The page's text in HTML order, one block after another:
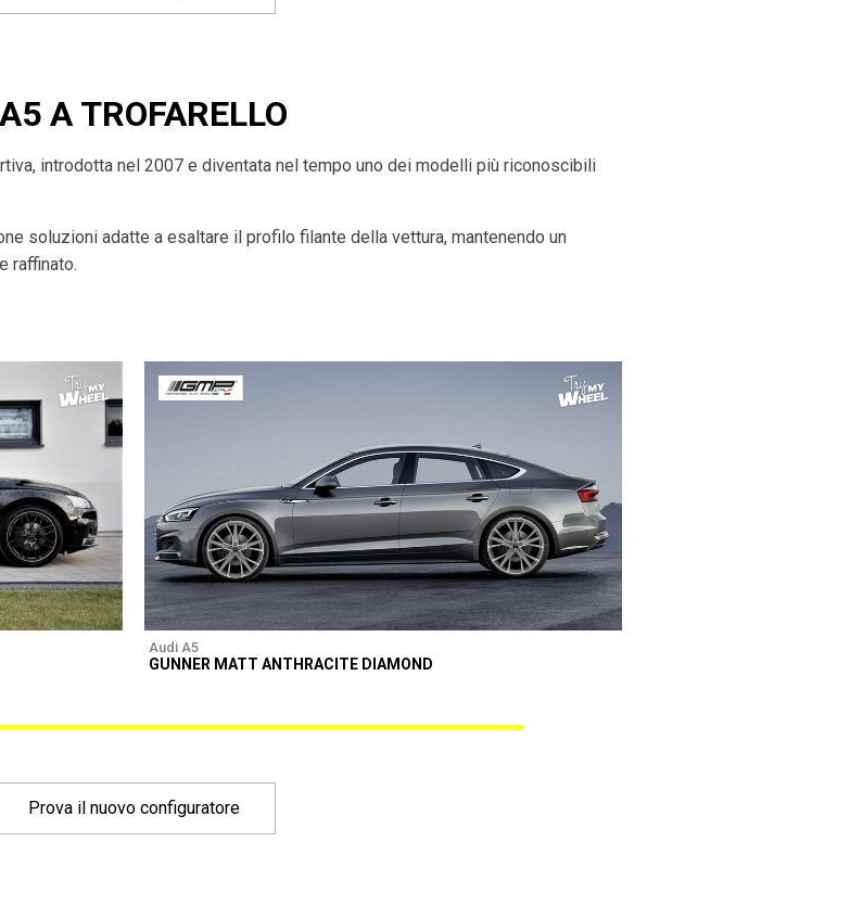
A TROFARELLO
introdotta nel 2007 e diventata nel tempo uno dei modelli più riconoscibili
soluzioni adatte a esaltare il profilo filante della vettura, mantenendo un
raffinato.
Audi A5
GUNNER MATT ANTHRACITE DIAMOND
Prova il nuovo configuratore